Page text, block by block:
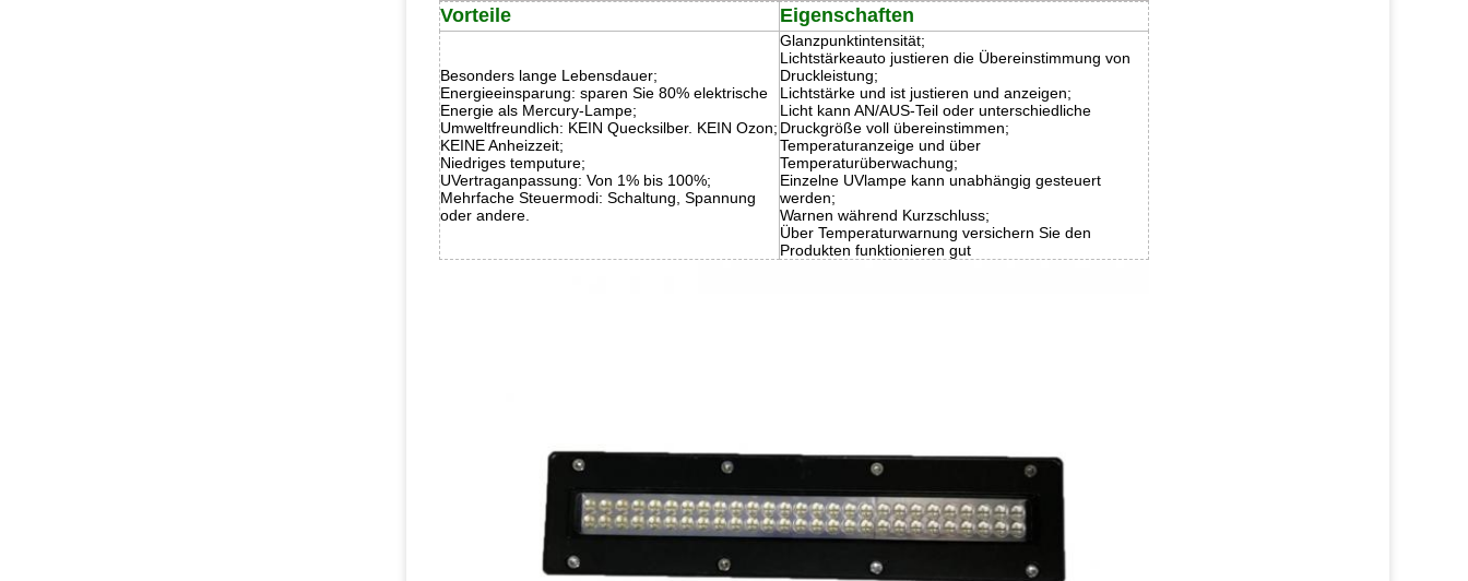
Vorteile Eigenschaften
Besonders lange Lebensdauer;
Energieeinsparung: sparen Sie 80% elektrische
Energie als Mercury-Lampe;
Umweltfreundlich: KEIN Quecksilber. KEIN Ozon;
KEINE Anheizzeit;
Niedriges temputure;
UVertraganpassung: Von 1% bis 100%;
Mehrfache Steuermodi: Schaltung, Spannung
oder andere.
Glanzpunktintensität;
Lichtstärkeauto justieren die Übereinstimmung von
Druckleistung;
Lichtstärke und ist justieren und anzeigen;
Licht kann AN/AUS-Teil oder unterschiedliche
Druckgröße voll übereinstimmen;
Temperaturanzeige und über
Temperaturüberwachung;
Einzelne UVlampe kann unabhängig gesteuert
werden;
Warnen während Kurzschluss;
Über Temperaturwarnung versichern Sie den
Produkten funktionieren gut